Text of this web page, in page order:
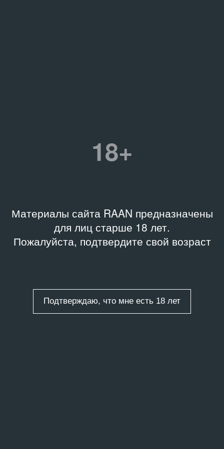
18+
Материалы сайта RAAN предназначены
для лиц старше 18 лет.
Пожалуйста, подтвердите свой возраст
Подтверждаю, что мне есть 18 лет